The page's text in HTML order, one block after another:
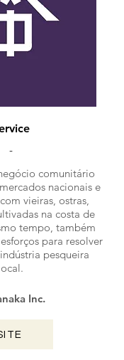
-
comunitário
nacionais e
vieiras, ostras,
na costa de
tempo, também
para resolver
pesqueira
Inc.